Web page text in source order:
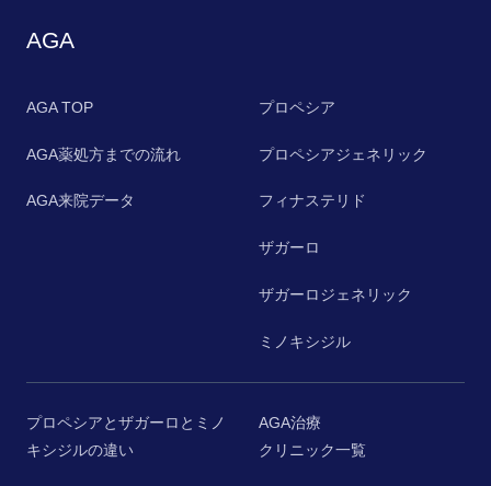
AGA
AGA TOP
AGA薬処方までの流れ
AGA来院データ
プロペシア
プロペシアジェネリック
フィナステリド
ザガーロ
ザガーロジェネリック
ミノキシジル
プロペシアとザガーロとミノ
キシジルの違い
AGA治療
クリニック一覧